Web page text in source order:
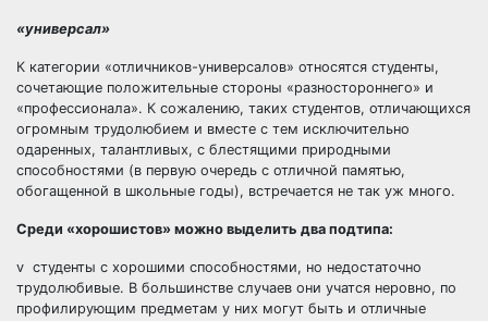
«универсал»
К категории «отличников-универсалов» относятся студенты,
сочетающие положительные стороны «разностороннего» и
«профессионала». К сожалению, таких студентов, отличающихся
огромным трудолюбием и вместе с тем исключительно
одаренных, талантливых, с блестящими природными
способностями (в первую очередь с отличной памятью,
обогащенной в школьные годы), встречается не так уж много.
Среди «хорошистов» можно выделить два подтипа:
v студенты с хорошими способностями, но недостаточно
трудолюбивые. В большинстве случаев они учатся неровно, по
профилирующим предметам у них могут быть и отличные